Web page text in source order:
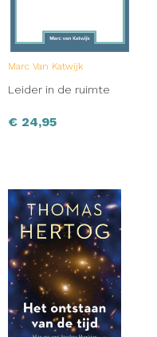
Marc Van Katwijk
Leider in de ruimte
€ 24,95